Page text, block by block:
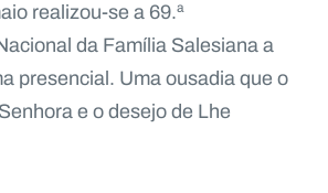
realizou-se a 69.ª
da Família Salesiana a
presencial. Uma ousadia que o
e o desejo de Lhe